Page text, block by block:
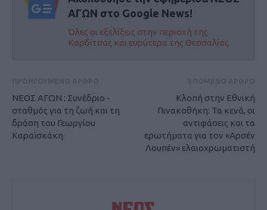
ΑΓΩΝ στο Google News!
Όλες οι εξελίξεις στην περιοχή της
Καρδίτσας και ευρύτερα της Θεσσαλίας
ΝΕΟΣ ΑΓΩΝ : Συνέδριο -
σταθμός για τη ζωή και τη
δράση του Γεωργίου
Καραϊσκάκη
Κλοπή στην Εθνική
Πινακοθήκη: Τα κενά, οι
αντιφάσεις και τα
ερωτήματα για τον «Αρσέν
Λουπέν» ελαιοχρωματιστή